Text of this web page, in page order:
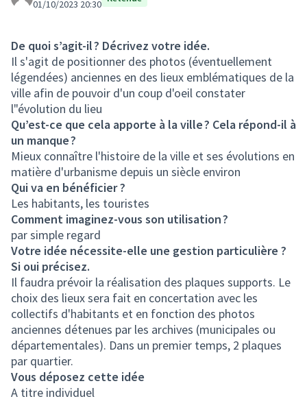
01/10/2023 20:30
De quoi s’agit-il ? Décrivez votre idée.
Il s'agit de positionner des photos (éventuellement
légendées) anciennes en des lieux emblématiques de la
ville afin de pouvoir d'un coup d'oeil constater
l"évolution du lieu
Qu’est-ce que cela apporte à la ville ? Cela répond-il à
un manque ?
Mieux connaître l'histoire de la ville et ses évolutions en
matière d'urbanisme depuis un siècle environ
Qui va en bénéficier ?
Les habitants, les touristes
Comment imaginez-vous son utilisation ?
par simple regard
Votre idée nécessite-elle une gestion particulière ?
Si oui précisez.
Il faudra prévoir la réalisation des plaques supports. Le
choix des lieux sera fait en concertation avec les
collectifs d'habitants et en fonction des photos
anciennes détenues par les archives (municipales ou
départementales). Dans un premier temps, 2 plaques
par quartier.
Vous déposez cette idée
A titre individuel